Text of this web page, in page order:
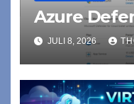
Azure
JULI 8, 2026